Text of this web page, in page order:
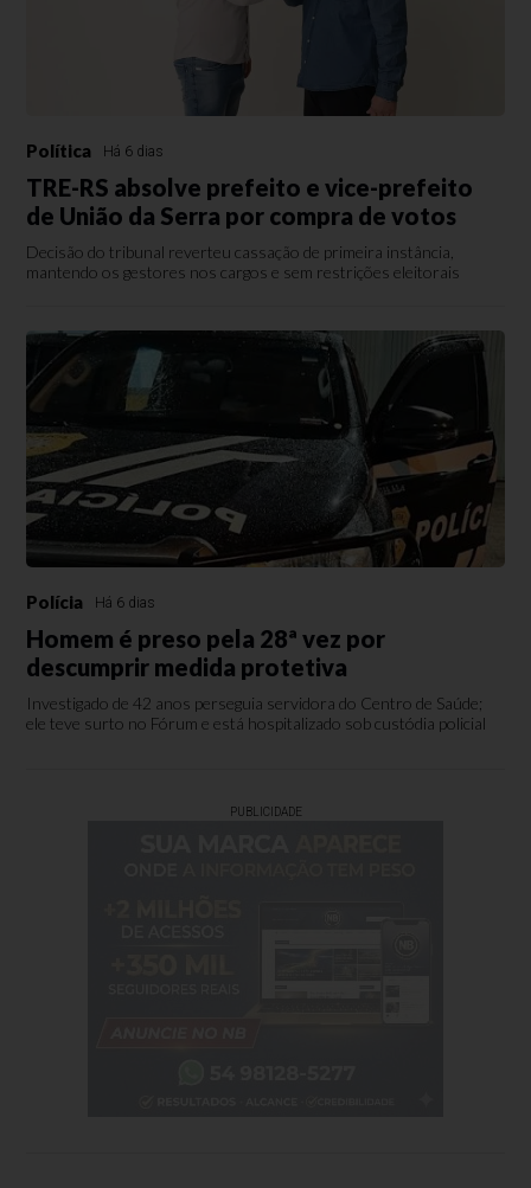
Política Há 6 dias
TRE-RS absolve prefeito e vice-prefeito
de União da Serra por compra de votos
Decisão do tribunal reverteu cassação de primeira instância,
mantendo os gestores nos cargos e sem restrições eleitorais
Polícia Há 6 dias
Homem é preso pela 28ª vez por
descumprir medida protetiva
Investigado de 42 anos perseguia servidora do Centro de Saúde;
ele teve surto no Fórum e está hospitalizado sob custódia policial
PUBLICIDADE